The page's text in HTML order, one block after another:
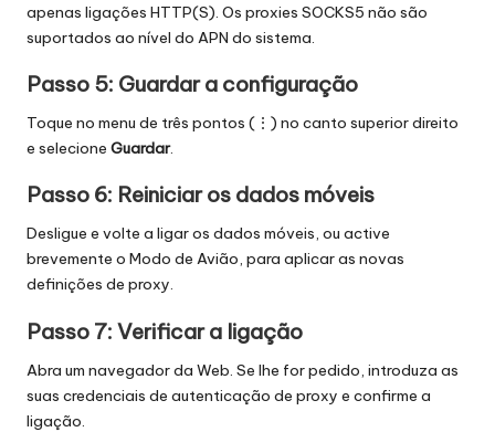
apenas ligações HTTP(S). Os proxies SOCKS5 não são
suportados ao nível do APN do sistema.
Passo 5: Guardar a configuração
Toque no menu de três pontos (⋮) no canto superior direito
e selecione Guardar.
Passo 6: Reiniciar os dados móveis
Desligue e volte a ligar os dados móveis, ou active
brevemente o Modo de Avião, para aplicar as novas
definições de proxy.
Passo 7: Verificar a ligação
Abra um navegador da Web. Se lhe for pedido, introduza as
suas credenciais de autenticação de proxy e confirme a
ligação.